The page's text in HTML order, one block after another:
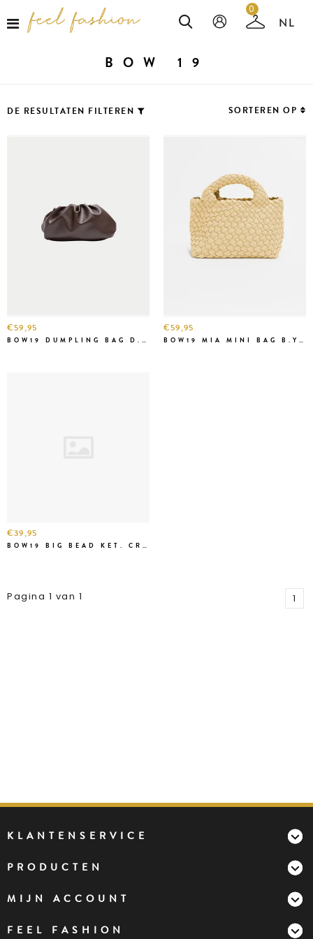
0
BOW 19
DE RESULTATEN FILTEREN SORTEREN OP
€59,95
BOW19 DUMPLING BAG D.BR
€59,95
BOW19 MIA MINI BAG B.YELL.
€39,95
BOW19 BIG BEAD KET. CREME
Pagina 1 van 1 1
KLANTENSERVICE
PRODUCTEN
MIJN ACCOUNT
FEEL FASHION